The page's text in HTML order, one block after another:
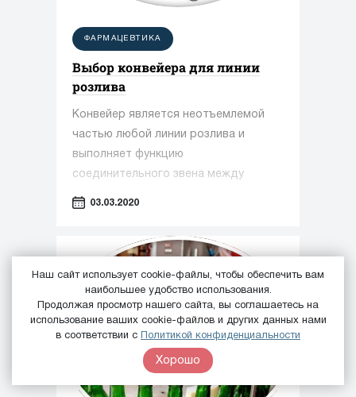
жизни, когда все нужное – под рукой,
не обременяет большими объемами
и обеспечивает гибкость
применения.
ФАРМАЦЕВТИКА
Выбор конвейера для линии
розлива
Конвейер является неотъемлемой
частью любой линии розлива и
выполняет функцию
соединительного звена между
различными технологическими
транспортера тара перемещается от
одного узла к другому, благодаря
чему обеспечивается своевременное
выполнение мойки, дозирования,
укупорки, этикетировки и других
операций. Сложность выбора
оптимального конвейера
заключается в том, что установка
должна отвечать всем необходимым
03.03.2020
Наш сайт использует cookie-файлы, чтобы обеспечить вам
наибольшее удобство использования.
Продолжая просмотр нашего сайта, вы соглашаетесь на
использование ваших cookie-файлов и других данных нами
в соответствии с
Политикой конфиденциальности
Хорошо